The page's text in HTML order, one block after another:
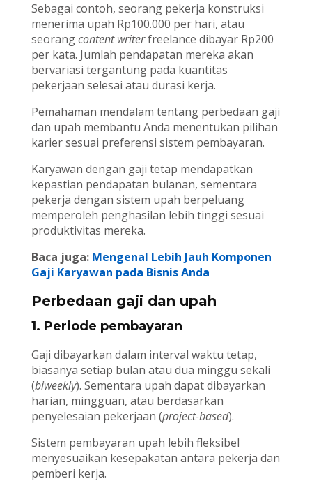
Sebagai contoh, seorang pekerja konstruksi
menerima upah Rp100.000 per hari, atau
seorangcontent writerfreelance dibayar Rp200
per kata. Jumlah pendapatan mereka akan
bervariasi tergantung pada kuantitas
pekerjaan selesai atau durasi kerja.
Pemahaman mendalam tentang perbedaan gaji
dan upah membantu Anda menentukan pilihan
karier sesuai preferensi sistem pembayaran.
Karyawan dengan gaji tetap mendapatkan
kepastian pendapatan bulanan, sementara
pekerja dengan sistem upah berpeluang
memperoleh penghasilan lebih tinggi sesuai
produktivitas mereka.
Baca juga: Mengenal Lebih Jauh Komponen
Gaji Karyawan pada Bisnis Anda
Perbedaan gaji dan upah
1. Periode pembayaran
Gaji dibayarkan dalam interval waktu tetap,
biasanya setiap bulan atau dua minggu sekali
(biweekly). Sementara upah dapat dibayarkan
harian, mingguan, atau berdasarkan
penyelesaian pekerjaan (project-based).
Sistem pembayaran upah lebih fleksibel
menyesuaikan kesepakatan antara pekerja dan
pemberi kerja.